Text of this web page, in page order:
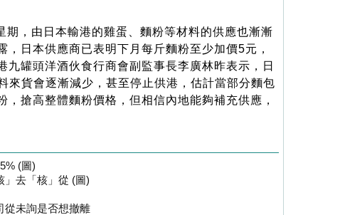
，由日本輸港的雞蛋、麵粉等材料的供應也漸漸
，日本供應商已表明下月每斤麵粉至少加價5元，
九罐頭洋酒伙食行商會副監事長李廣林昨表示，日
來貨會逐漸減少，甚至停止供港，估計當部分麵包
，搶高整體麵粉價格，但相信內地能夠補充供應，
(圖)
」去「核」從 (圖)
從未詢是否想撤離